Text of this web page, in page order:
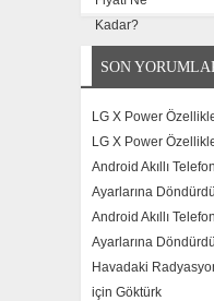
SON
LG X Power
LG X Power
Android Akıllı
Ayarlarına
Android Akıllı
Ayarlarına
Havadaki
için Göktürk